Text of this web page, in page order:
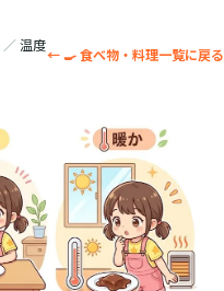
／温度← 🍳 食べ物・料理一覧に戻る